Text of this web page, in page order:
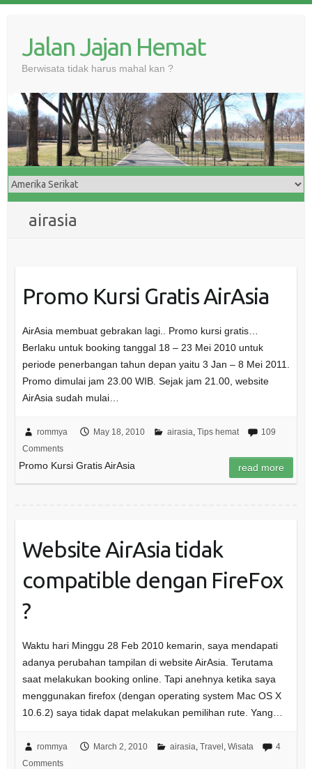
Jalan Jajan Hemat
Berwisata tidak harus mahal kan ?
airasia
Promo Kursi Gratis AirAsia
AirAsia membuat gebrakan lagi.. Promo kursi gratis…
Berlaku untuk booking tanggal 18 – 23 Mei 2010 untuk
periode penerbangan tahun depan yaitu 3 Jan – 8 Mei 2011.
Promo dimulai jam 23.00 WIB. Sejak jam 21.00, website
AirAsia sudah mulai…
rommya May 18, 2010 airasia Tips hemat
109
Comments
Promo Kursi Gratis AirAsia read more
Website AirAsia tidak
compatible dengan FireFox
?
Waktu hari Minggu 28 Feb 2010 kemarin, saya mendapati
adanya perubahan tampilan di website AirAsia. Terutama
saat melakukan booking online. Tapi anehnya ketika saya
menggunakan firefox (dengan operating system Mac OS X
10.6.2) saya tidak dapat melakukan pemilihan rute. Yang…
rommya March 2, 2010 airasia Travel Wisata
4
Comments